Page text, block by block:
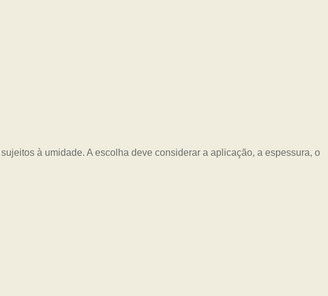
sujeitos à umidade. A escolha deve considerar a aplicação, a espessura, o